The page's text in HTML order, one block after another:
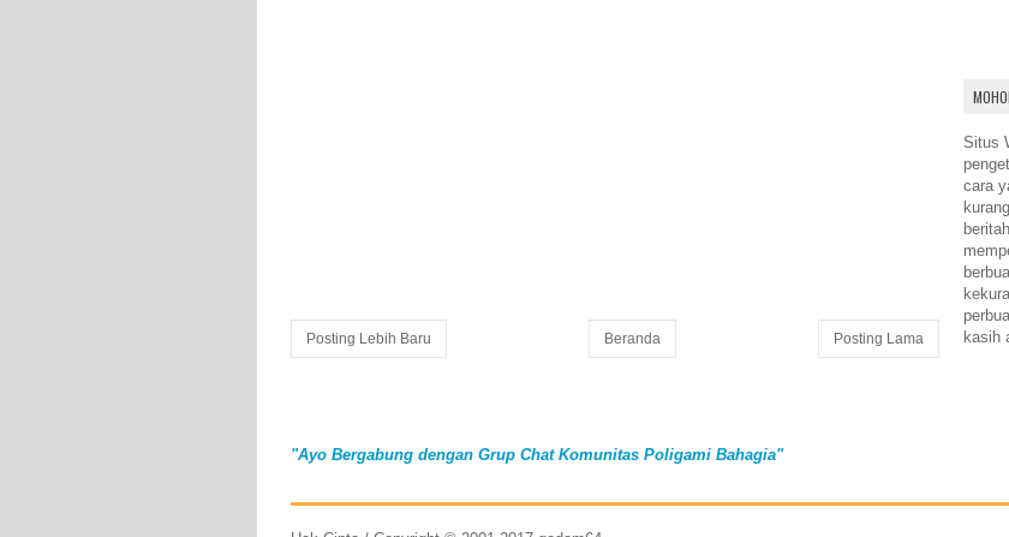
Posting Lebih Baru Posting Lama
Beranda
"Ayo Bergabung dengan Grup Chat Komunitas Poligami Bahagia"
Situs
cara
kasih